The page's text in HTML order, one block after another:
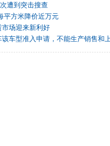
遭到突击搜查
平方米降价近万元
市场迎来新利好
车型准入申请，不能生产销售和